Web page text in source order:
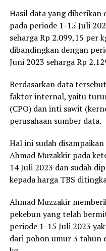
Hasil data yang diberikan
pada periode 1-15 Juli
seharga Rp 2.099,15 per
dibandingkan dengan
Juni 2023 seharga Rp
Berdasarkan data
faktor internal, yaitu
(CPO) dan inti sawit
perusahaan sumber data.
Hal ini sudah
Ahmad Muzakkir pada
14 Juli 2023 dan sudah
kepada harga TBS
Ahmad Muzzakir
pekebun yang telah
periode 1-15 Juli 2023
dari pohon umur 3 tahun